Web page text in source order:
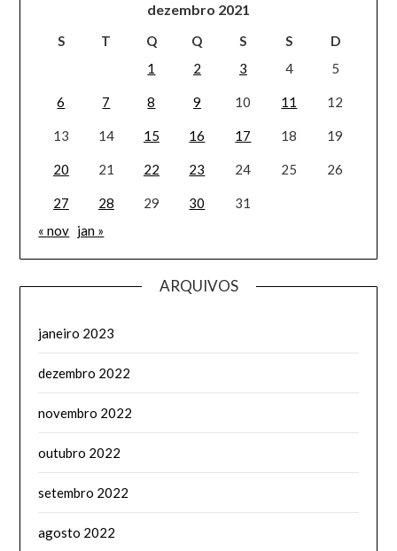
dezembro 2021
S T Q Q S S
D
1
2 3 4 5
6 7 8 9 10 11 12
13 14 15 16 17 18 19
20 21 22 23 24 25 26
27 28 29 30
31
« nov jan »
ARQUIVOS
janeiro 2023
dezembro 2022
novembro 2022
outubro 2022
setembro 2022
agosto 2022